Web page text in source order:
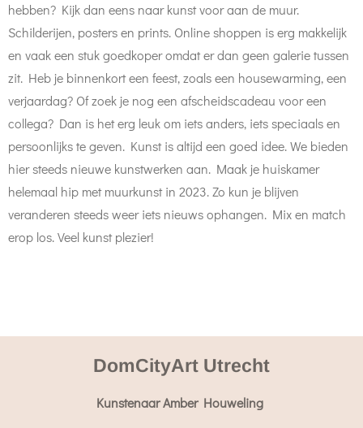
hebben? Kijk dan eens naar kunst voor aan de muur.
Schilderijen, posters en prints. Online shoppen is erg makkelijk
en vaak een stuk goedkoper omdat er dan geen galerie tussen
zit. Heb je binnenkort een feest, zoals een housewarming, een
verjaardag? Of zoek je nog een afscheidscadeau voor een
collega? Dan is het erg leuk om iets anders, iets speciaals en
persoonlijks te geven. Kunst is altijd een goed idee. We bieden
hier steeds nieuwe kunstwerken aan. Maak je huiskamer
helemaal hip met muurkunst in 2023. Zo kun je blijven
veranderen steeds weer iets nieuws ophangen. Mix en match
erop los. Veel kunst plezier!
DomCityArt Utrecht
Kunstenaar Amber Houweling